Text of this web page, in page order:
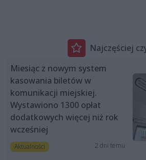
Najczęściej
Miesiąc z nowym system
kasowania biletów w
komunikacji miejskiej.
Wystawiono 1300 opłat
dodatkowych więcej niż rok
wcześniej
Aktualności 2 dni temu